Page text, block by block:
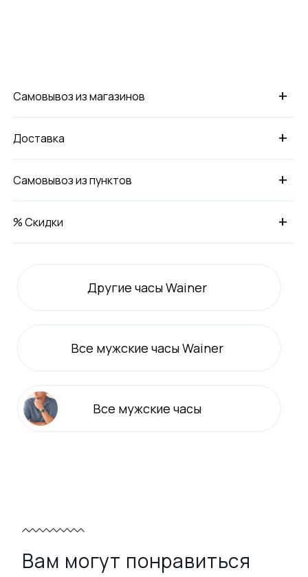
+
Самовывоз из магазинов
+
Доставка
+
Самовывоз из пунктов
+
% Скидки
Другие часы Wainer
Все мужские часы Wainer
Все мужские часы
Вам могут понравиться